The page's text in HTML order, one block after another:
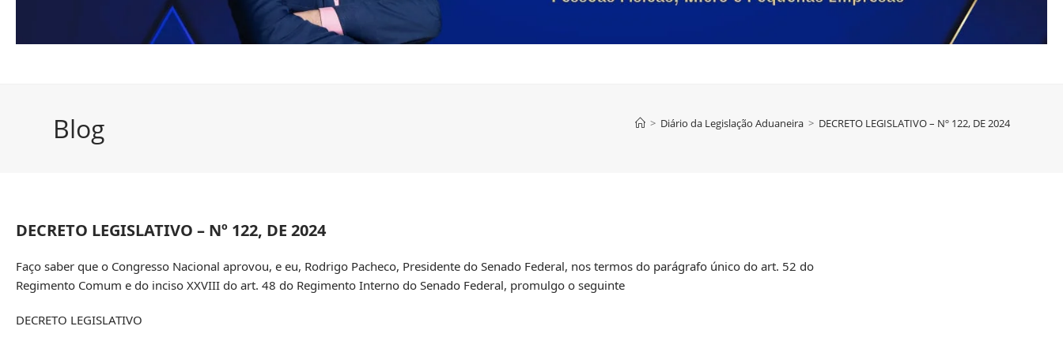
Blog > Diário da Legislação Aduaneira > DECRETO LEGISLATIVO – Nº 122, DE 2024
DECRETO LEGISLATIVO – Nº 122, DE 2024
Faço saber que o Congresso Nacional aprovou, e eu, Rodrigo Pacheco, Presidente do Senado Federal, nos termos do parágrafo único do art. 52 do
Regimento Comum e do inciso XXVIII do art. 48 do Regimento Interno do Senado Federal, promulgo o seguinte
DECRETO LEGISLATIVO